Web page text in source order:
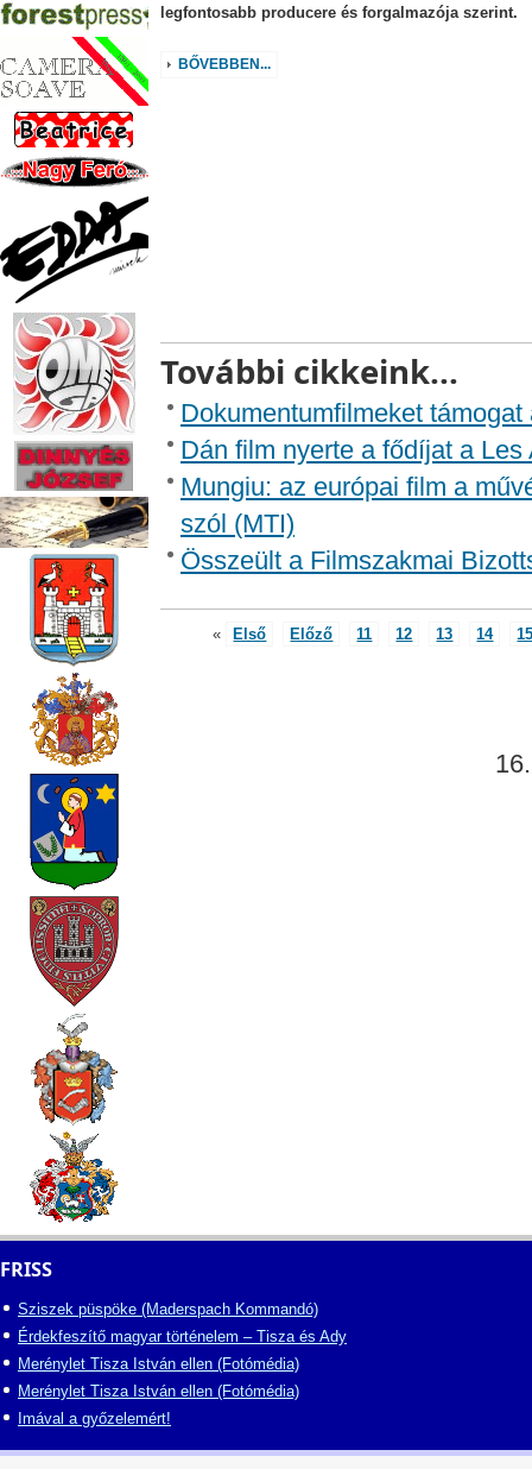
legfontosabb producere és forgalmazója szerint.
BŐVEBBEN...
További cikkeink...
Dokumentumfilmeket
Dán film nyerte a fődíjat a
Mungiu: az európai film a
szól (MTI)
Összeült a Filmszakmai
« Első Előző 11 12 13 14
FRISS
Sziszek püspöke (Maderspach Kommandó)
Érdekfeszítő magyar történelem – Tisza és Ady
Merénylet Tisza István ellen (Fotómédia)
Merénylet Tisza István ellen (Fotómédia)
Imával a győzelemért!